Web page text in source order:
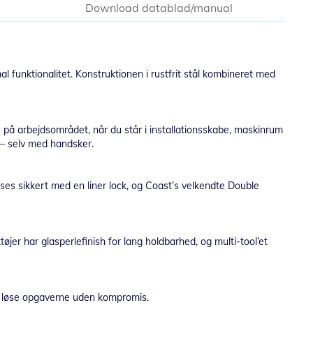
funktionalitet. Konstruktionen i rustfrit stål kombineret med
arbejdsområdet, når du står i installationsskabe, maskinrum
selv med handsker.
sikkert med en liner lock, og Coast’s velkendte Double
har glasperlefinish for lang holdbarhed, og multi-tool’et
opgaverne uden kompromis.
Download datablad/manual